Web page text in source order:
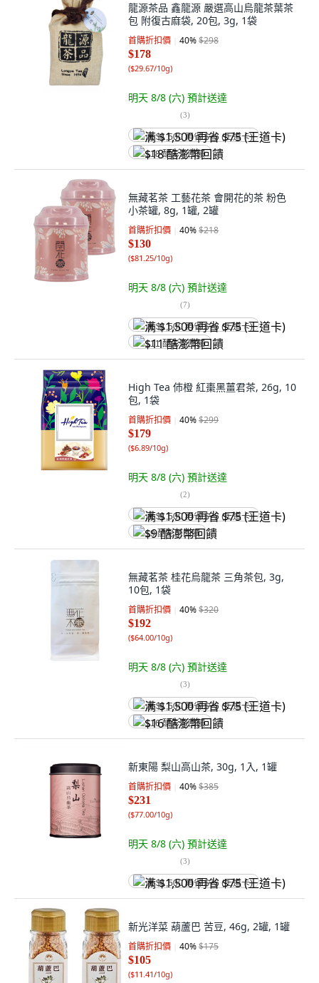
龍源茶品 鑫龍源 嚴選高山烏龍茶葉茶
包 附復古麻袋, 20包, 3g, 1袋
首購折扣價 40%$298
$178
($29.67/10g)
明天 8/8 (六) 預計送達
(3)
满 $1,500 再省 $75 (王道卡)
$18 酷澎幣回饋
無藏茗茶 工藝花茶 會開花的茶 粉色
小茶罐, 8g, 1罐, 2罐
首購折扣價 40%$218
$130
($81.25/10g)
明天 8/8 (六) 預計送達
(7)
满 $1,500 再省 $75 (王道卡)
$11 酷澎幣回饋
High Tea 伂橙 紅棗黑薑君茶, 26g, 10
包, 1袋
首購折扣價 40%$299
$179
($6.89/10g)
明天 8/8 (六) 預計送達
(2)
满 $1,500 再省 $75 (王道卡)
$9 酷澎幣回饋
無藏茗茶 桂花烏龍茶 三角茶包, 3g,
10包, 1袋
首購折扣價 40%$320
$192
($64.00/10g)
明天 8/8 (六) 預計送達
(3)
满 $1,500 再省 $75 (王道卡)
$16 酷澎幣回饋
新東陽 梨山高山茶, 30g, 1入, 1罐
首購折扣價 40%$385
$231
($77.00/10g)
明天 8/8 (六) 預計送達
(3)
满 $1,500 再省 $75 (王道卡)
新光洋菜 葫蘆巴 苦豆, 46g, 2罐, 1罐
首購折扣價 40%$175
$105
($11.41/10g)